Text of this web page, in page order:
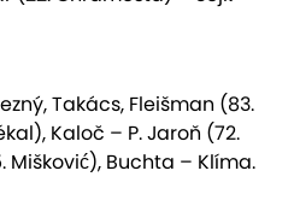
Takács, Fleišman (83.
Kaloč – P. Jaroň (72.
Mišković), Buchta – Klíma.